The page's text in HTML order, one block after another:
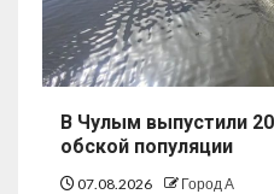
В Чулым выпустили
обской популяции
07.08.2026 Город А